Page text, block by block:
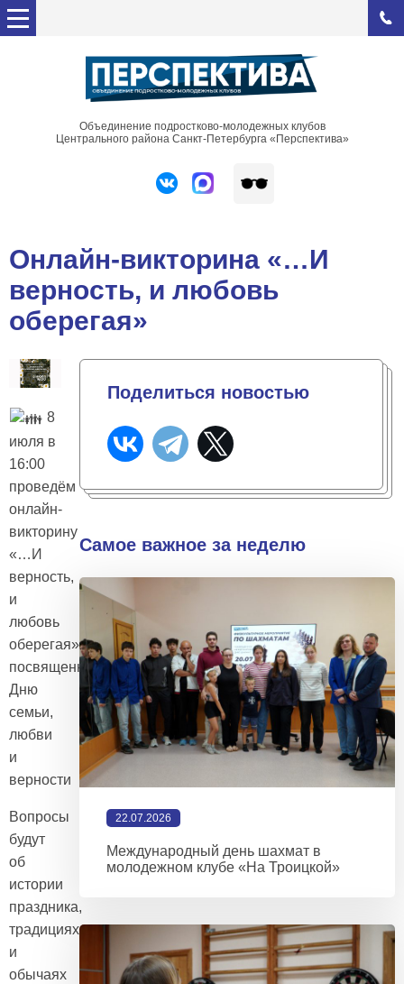
Объединение подростково-молодежных клубов
Центрального района Санкт-Петербурга «Перспектива»
Онлайн-викторина «…И
верность, и любовь
оберегая»
8
июля в
16:00
проведём
онлайн-
викторину
«…И
верность,
и
любовь
оберегая»,
посвященную
Дню
семьи,
любви
и
верности
Вопросы
будут
об
истории
праздника,
традициях
и
обычаях
Поделиться новостью
Самое важное за неделю
22.07.2026
Международный день шахмат в
молодежном клубе «На Троицкой»